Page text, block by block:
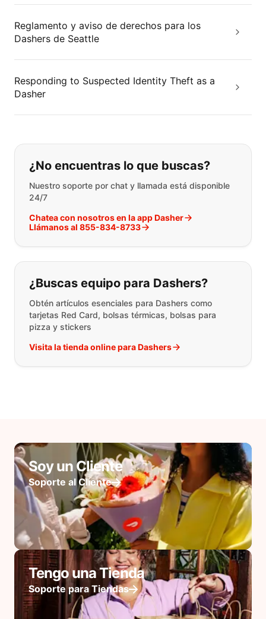
Reglamento y aviso de derechos para los
Dashers de Seattle
Responding to Suspected Identity Theft as a
Dasher
Si no puede encontrar lo que está
¿No encuentras lo que buscas?
Nuestro soporte por chat y llamada está disponible
24/7
Chatea con nosotros en la app Dasher
Llámanos al 855-834-8733
¿Buscas equipo para Dashers?
Obtén artículos esenciales para Dashers como
tarjetas Red Card, bolsas térmicas, bolsas para
pizza y stickers
Visita la tienda online para Dashers
Soy un Cliente
Soporte al Cliente
Tengo una Tienda
Soporte para Tiendas